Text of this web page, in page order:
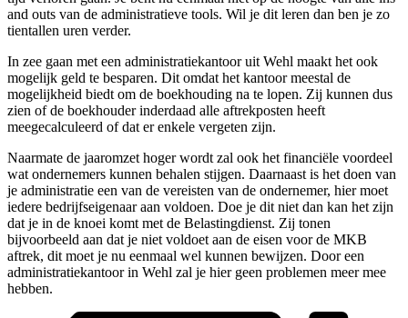
and outs van de administratieve tools. Wil je dit leren dan ben je zo
tientallen uren verder.
In zee gaan met een administratiekantoor uit Wehl maakt het ook
mogelijk geld te besparen. Dit omdat het kantoor meestal de
mogelijkheid biedt om de boekhouding na te lopen. Zij kunnen dus
zien of de boekhouder inderdaad alle aftrekposten heeft
meegecalculeerd of dat er enkele vergeten zijn.
Naarmate de jaaromzet hoger wordt zal ook het financiële voordeel
wat ondernemers kunnen behalen stijgen. Daarnaast is het doen van
je administratie een van de vereisten van de ondernemer, hier moet
iedere bedrijfseigenaar aan voldoen. Doe je dit niet dan kan het zijn
dat je in de knoei komt met de Belastingdienst. Zij tonen
bijvoorbeeld aan dat je niet voldoet aan de eisen voor de MKB
aftrek, dit moet je nu eenmaal wel kunnen bewijzen. Door een
administratiekantoor in Wehl zal je hier geen problemen meer mee
hebben.